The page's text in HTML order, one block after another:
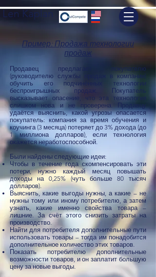
Len Kaplan
Пример: Продажа технологии
продаж
Продавец предлагает покупателю
(руководителю службы продаж в компании)
обучить его подчинённых технологии
беспроигрышных продаж. Покупатель
высказывает опасение, что эта технология
слишком нова и не проверена. Продавцу
удаётся выяснить, какой угрозы опасается
покупатель: компания за время обучения и
коучинга (3 месяца) потеряет до 3% дохода (до
1 миллиона долларов), если технология
окажется неработоспособной.
Были найдены следующие идеи:
Чтобы в течение года скомпенсировать эти
потери, нужно каждый месяц повышать
доходы на 0,25% (чуть больше 80 тысяч
долларов).
Выяснить, какие выгоды нужны, а какие – не
нужны тому или иному потребителю, а затем
узнать, какие именно свойства товара –
лишние. За счёт этого снизить затраты на
производство.
Найти для потребителя дополнительные пути
использовать товары – тогда им понадобится
дополнительное количество этих товаров.
Показать потребителю дополнительные
возможности товаров, и он заплатит большую
цену за новые выгоды.